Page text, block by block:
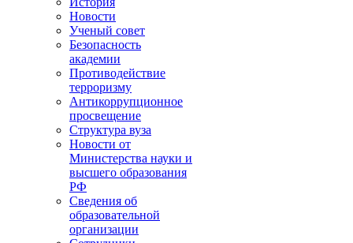
Новости
Ученый совет
Безопасность
академии
Противодействие
терроризму
Антикоррупционное
просвещение
Структура вуза
Новости от
Министерства науки и
высшего образования
РФ
Сведения об
образовательной
организации